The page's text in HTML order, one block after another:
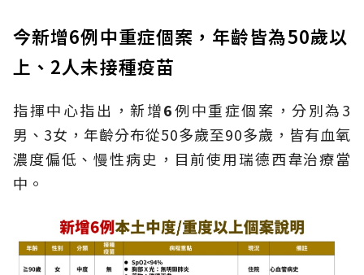
今新增6例中重症個案，年齡皆為50歲以
上、2人未接種疫苗
指揮中心指出，新增6例中重症個案，分別為3
男、3女，年齡分布從50多歲至90多歲，皆有血氧
濃度偏低、慢性病史，目前使用瑞德西韋治療當
中。